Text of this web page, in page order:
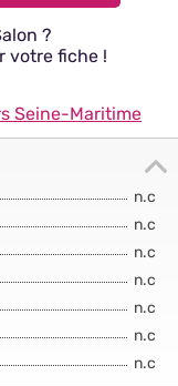
?
votre fiche !
Seine-Maritime
n.c
n.c
n.c
n.c
n.c
n.c
n.c